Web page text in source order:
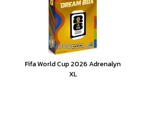
Fifa World Cup 2026 Adrenalyn
XL